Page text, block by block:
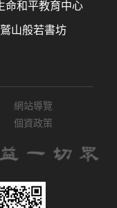
命和平教育中心
山般若書坊
網站導覽
個資政策